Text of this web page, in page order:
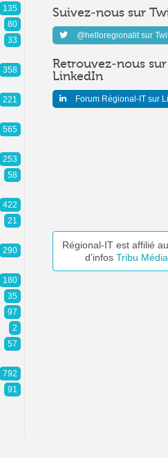
Suivez-nous sur
@helloregionalit sur
Retrouvez-nous sur
LinkedIn
Forum Régional-IT sur
Régional-IT est affilié
d’infos Tribu
135
80
33
358
221
565
253
58
422
21
290
180
35
97
2
57
792
91